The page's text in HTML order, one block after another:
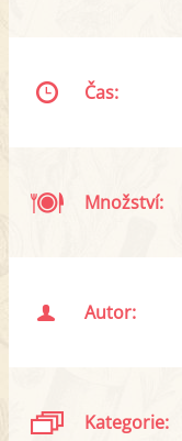
Čas:
Množství:
Autor:
Kategorie: